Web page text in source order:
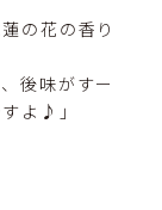
の花の香り
後味がすー
よ♪」